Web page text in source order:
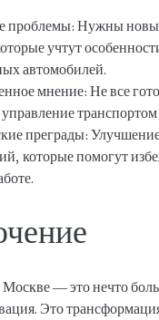
проблемы: Нужны
учтут
автомобилей.
мнение: Не все
управление
преграды:
которые помогут
— это нечто
Это